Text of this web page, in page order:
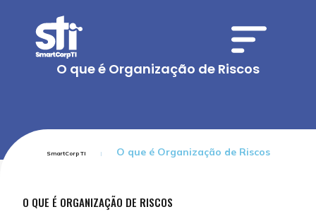
O que é Organização de Riscos
SmartCorp TI O que é Organização de Riscos
O QUE É ORGANIZAÇÃO DE RISCOS